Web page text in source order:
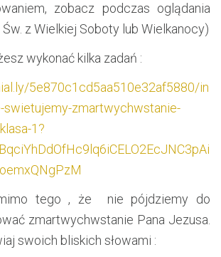
zobacz podczas oglądania
z Wielkiej Soboty lub Wielkanocy)
wykonać kilka zadań :
5e870c1cd5aa510e32af5880/in
swietujemy-zmartwychwstanie-
1?
tego , że nie pójdziemy do
zmartwychwstanie Pana Jezusa.
swoich bliskich słowami :